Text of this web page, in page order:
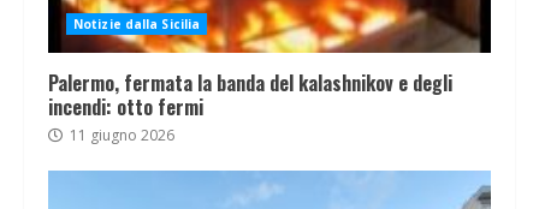
Notizie dalla Sicilia
Palermo, fermata la banda del kalashnikov e degli
incendi: otto fermi
11 giugno 2026